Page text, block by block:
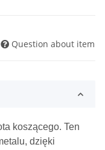
Question about item
koszącego. Ten
dzięki